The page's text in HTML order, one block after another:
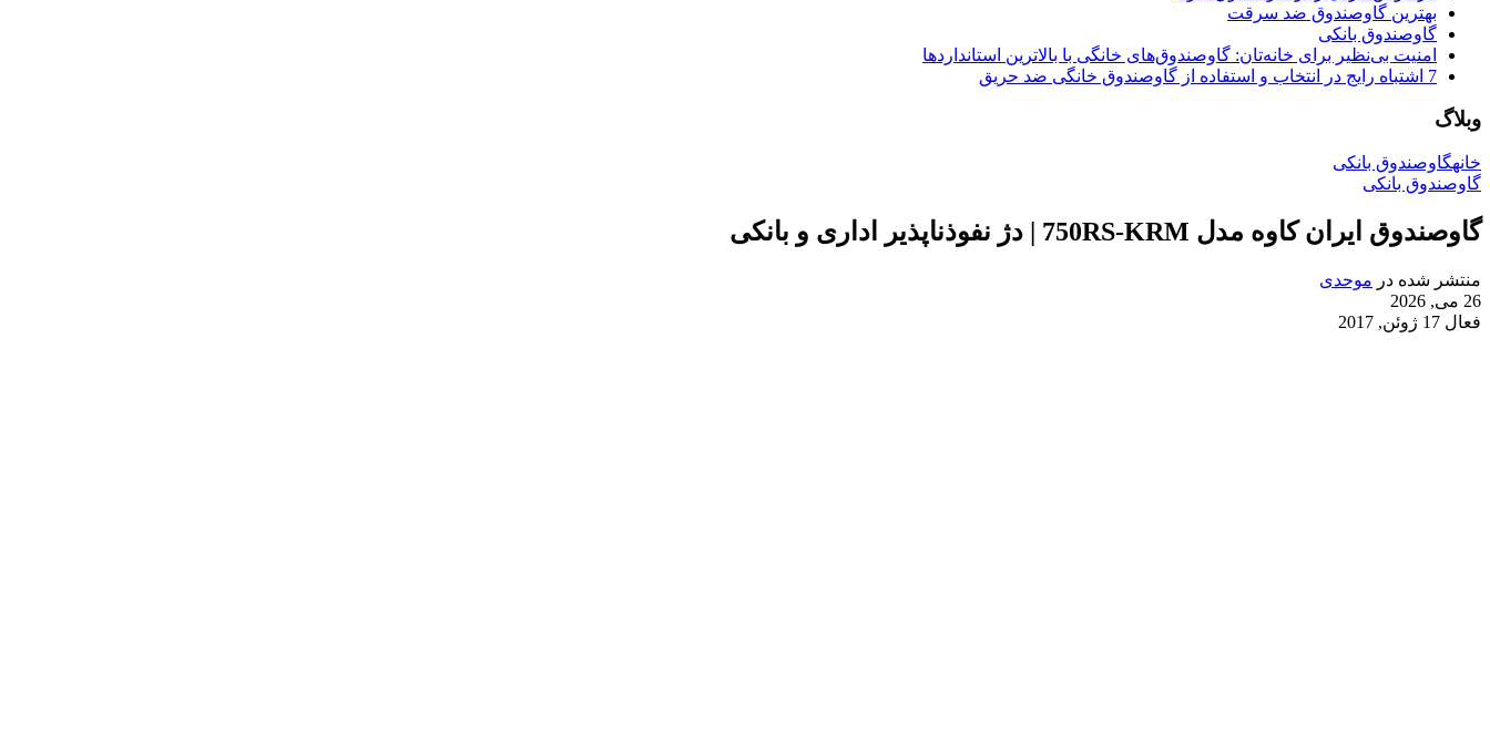
بهترین گاوصندوق ضد سرقت
گاوصندوق بانکی
امنیت بی‌نظیر برای خانه‌تان: گاوصندوق‌های خانگی با بالاترین استانداردها
7 اشتباه رایج در انتخاب و استفاده از گاوصندوق خانگی ضد حریق
وبلاگ
خانهگاوصندوق بانکی
گاوصندوق بانکی
گاوصندوق ایران کاوه مدل 750RS-KRM | دژ نفوذناپذیر اداری و بانکی
منتشر شده در موحدی
26 می, 2026
فعال 17 ژوئن, 2017